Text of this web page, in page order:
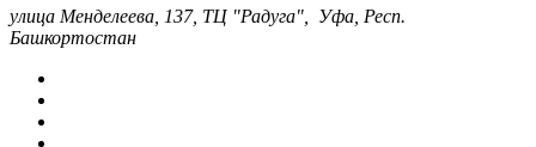
улица Менделеева, 137, ТЦ "Радуга", Уфа, Респ.
Башкортостан